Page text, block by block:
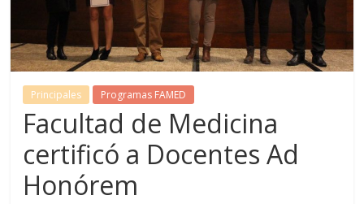
Principales Programas FAMED
Facultad de Medicina
certificó a Docentes Ad
Honórem